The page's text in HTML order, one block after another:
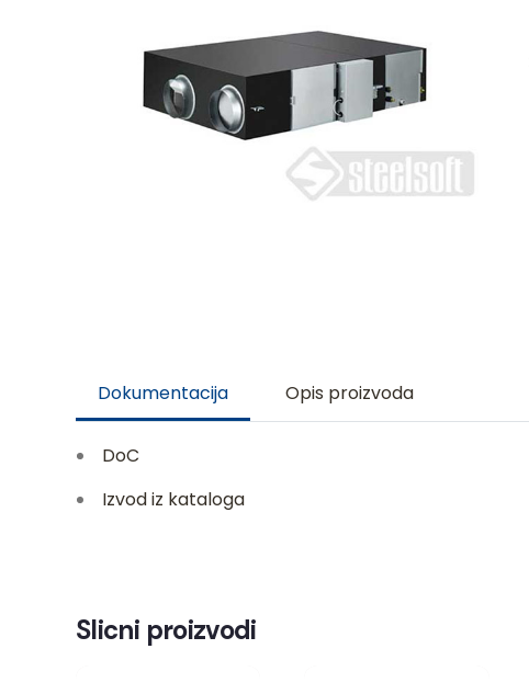
Dokumentacija Opis proizvoda
DoC
Izvod iz kataloga
Slicni proizvodi